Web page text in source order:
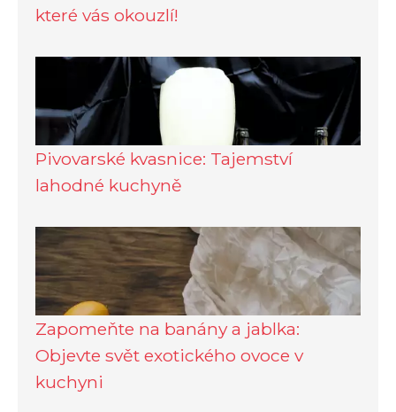
které vás okouzlí!
Pivovarské kvasnice: Tajemství
lahodné kuchyně
Zapomeňte na banány a jablka:
Objevte svět exotického ovoce v
kuchyni